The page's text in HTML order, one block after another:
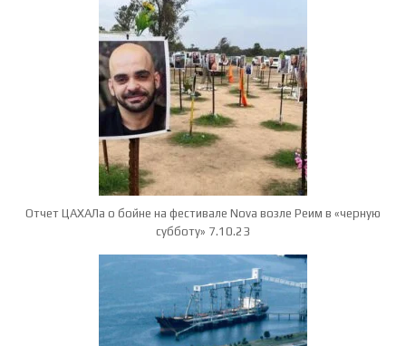
Отчет ЦАХАЛа о бойне на фестивале Nova возле Реим в «черную
субботу» 7.10.23